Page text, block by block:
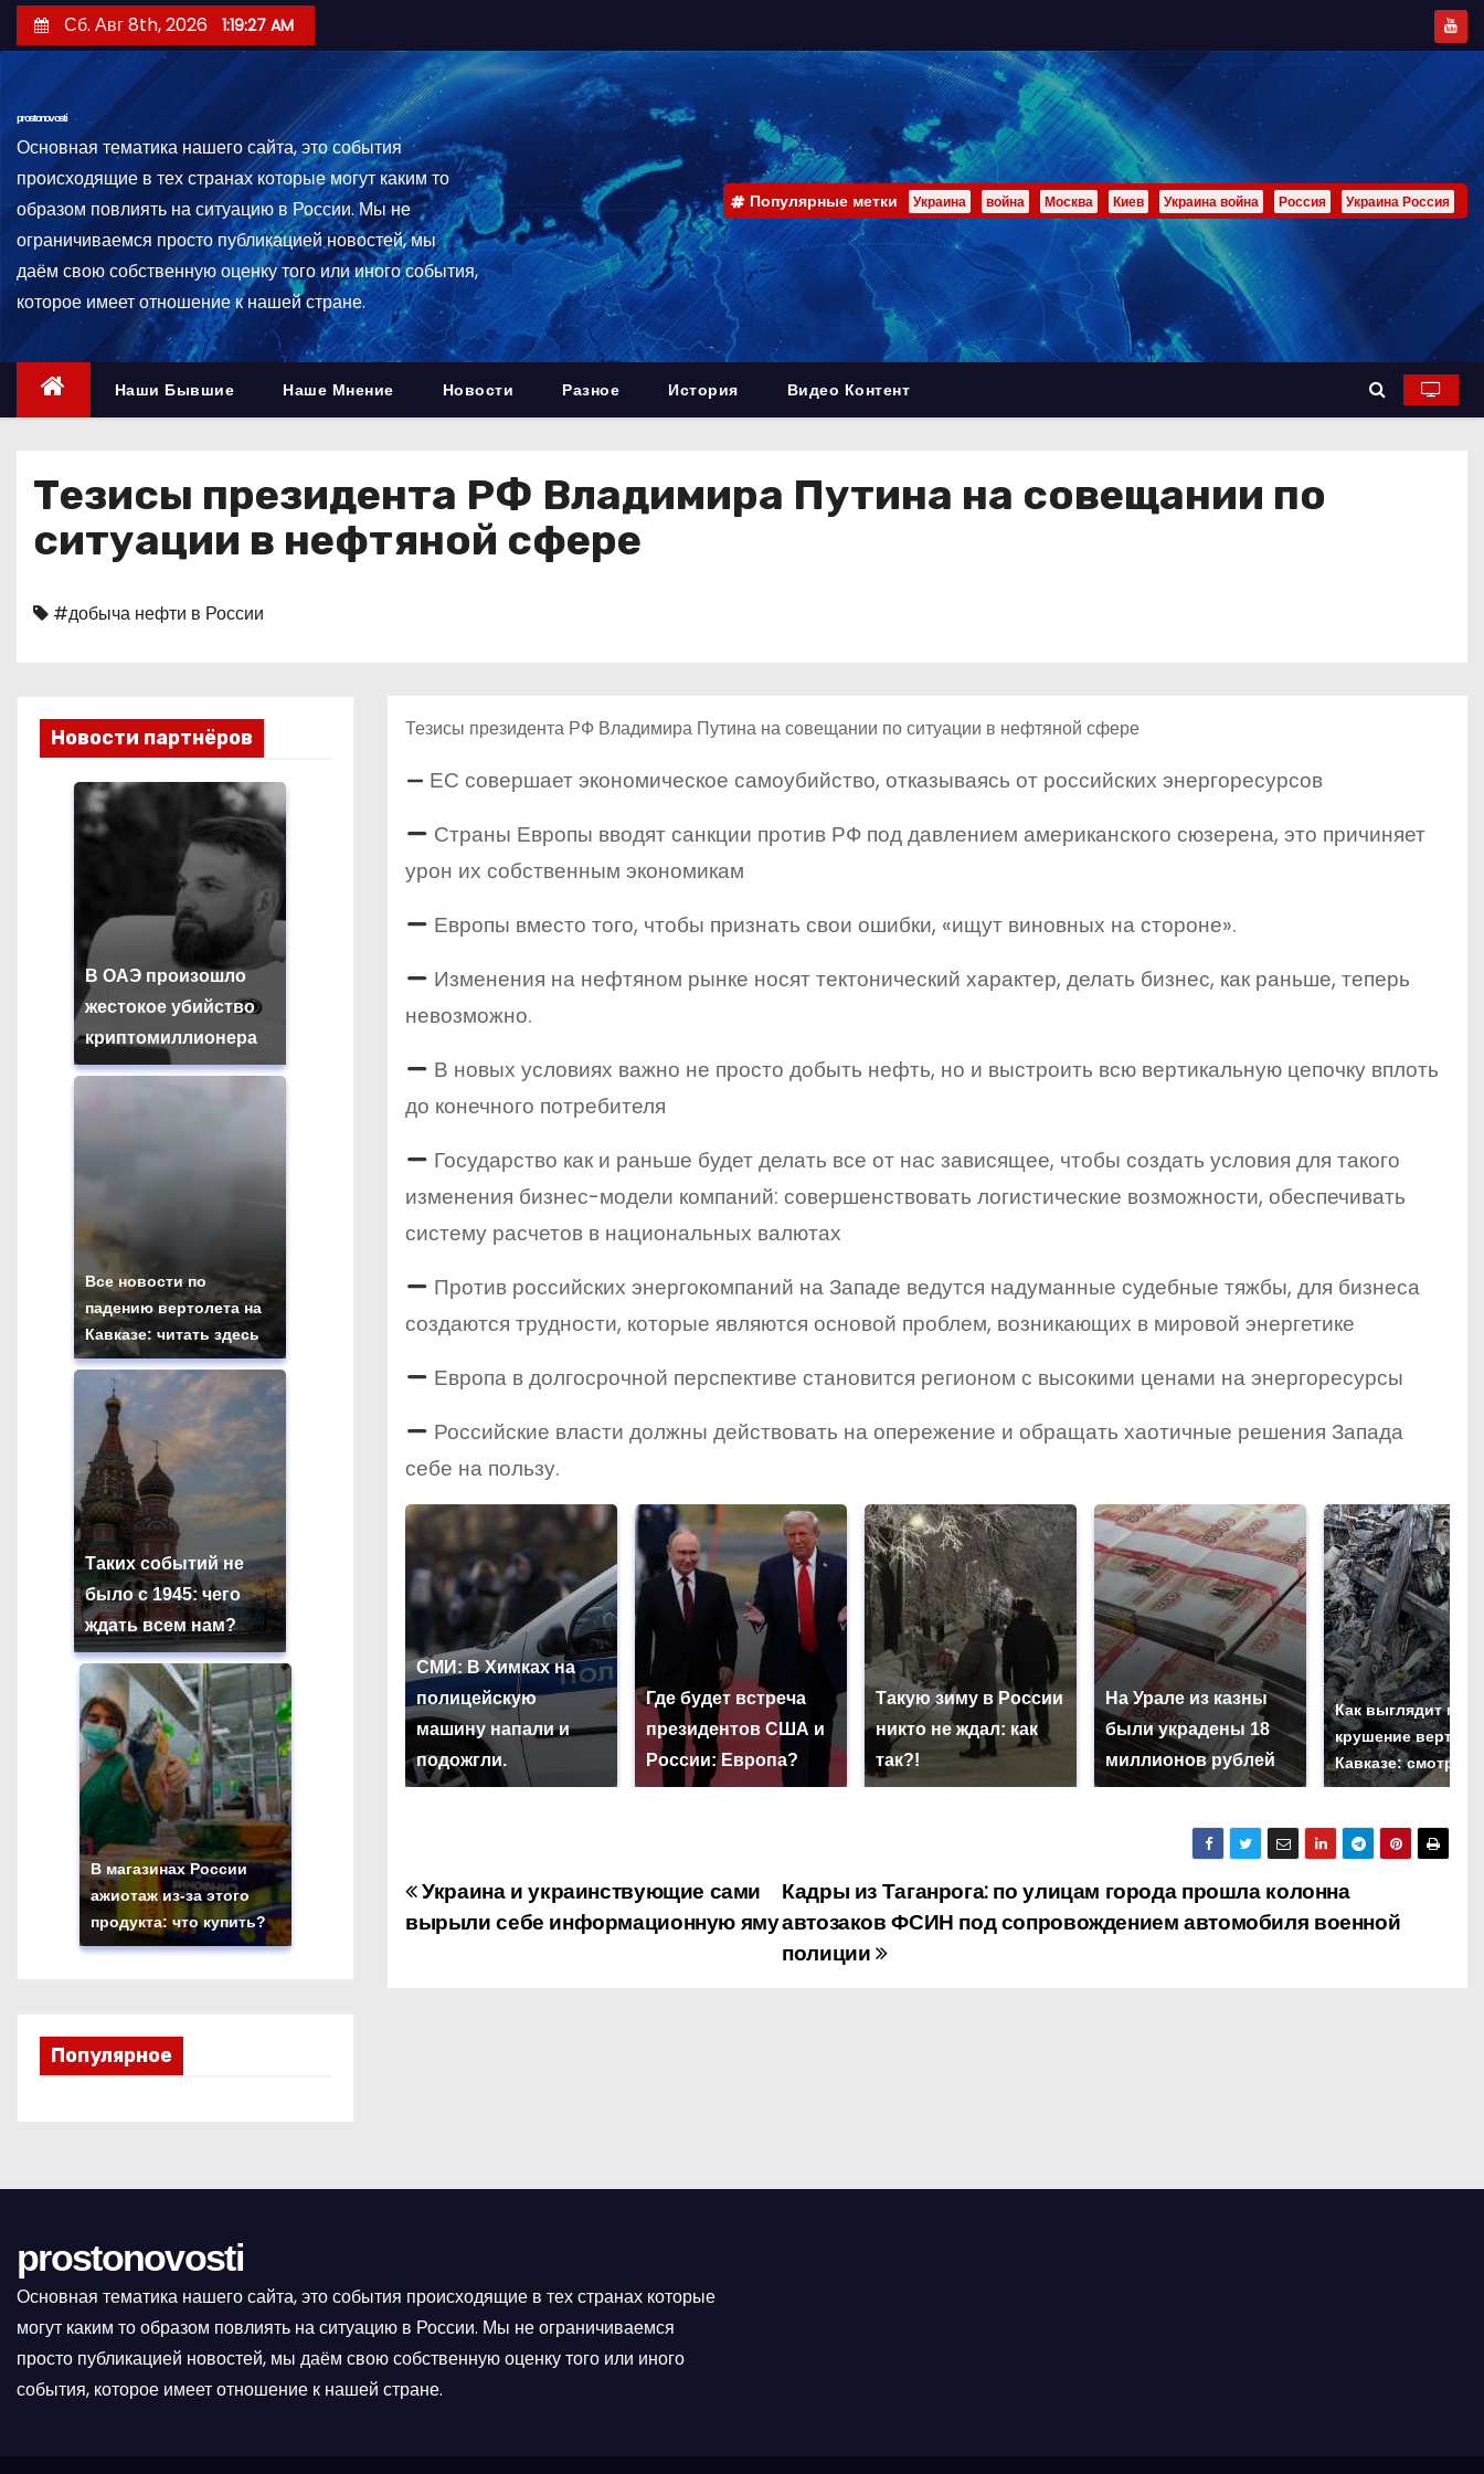
е
й
ж
Сб. Авг 8th, 2026 1:19:28 AM
prostonovosti
Основная тематика нашего сайта, это события
происходящие в тех странах которые могут каким то
образом повлиять на ситуацию в России. Мы не
ограничиваемся просто публикацией новостей, мы
даём свою собственную оценку того или иного события,
которое имеет отношение к нашей стране.
Популярные метки Украина война Москва Киев Украина война Россия Украина Россия
Наши Бывшие Наше Мнение Новости Разное История Видео Контент
Тезисы президента РФ Владимира Путина на совещании по
ситуации в нефтяной сфере
#добыча нефти в России
Новости партнёров
В ОАЭ произошло
жестокое убийство
криптомиллионера
Все новости по
падению вертолета на
Кавказе: читать здесь
Таких событий не
было с 1945: чего
ждать всем нам?
В магазинах России
ажиотаж из-за этого
продукта: что купить?
Популярное
Тезисы президента РФ Владимира Путина на совещании по ситуации в нефтяной сфере
ЕС совершает экономическое самоубийство, отказываясь от российских энергоресурсов
Страны Европы вводят санкции против РФ под давлением американского сюзерена, это причиняет
урон их собственным экономикам
Европы вместо того, чтобы признать свои ошибки, «ищут виновных на стороне».
Изменения на нефтяном рынке носят тектонический характер, делать бизнес, как раньше, теперь
невозможно.
В новых условиях важно не просто добыть нефть, но и выстроить всю вертикальную цепочку вплоть
до конечного потребителя
Государство как и раньше будет делать все от нас зависящее, чтобы создать условия для такого
изменения бизнес-модели компаний: совершенствовать логистические возможности, обеспечивать
систему расчетов в национальных валютах
Против российских энергокомпаний на Западе ведутся надуманные судебные тяжбы, для бизнеса
создаются трудности, которые являются основой проблем, возникающих в мировой энергетике
Европа в долгосрочной перспективе становится регионом с высокими ценами на энергоресурсы
Российские власти должны действовать на опережение и обращать хаотичные решения Запада
себе на пользу.
СМИ: В Химках на
полицейскую
машину напали и
подожгли.
Где будет встреча
президентов США и
России: Европа?
Такую зиму в России
никто не ждал: как
так?!
На Урале из казны
были украдены 18
миллионов рублей
Как выглядит
крушение
Кавказе: смотреть
Н
ц
п
о
з
Кадры из Таганрога: по улицам города прошла колонна
автозаков ФСИН под сопровождением автомобиля военной
полиции
Украина и украинствующие сами
вырыли себе информационную яму
prostonovosti
Основная тематика нашего сайта, это события происходящие в тех странах которые
могут каким то образом повлиять на ситуацию в России. Мы не ограничиваемся
просто публикацией новостей, мы даём свою собственную оценку того или иного
события, которое имеет отношение к нашей стране.